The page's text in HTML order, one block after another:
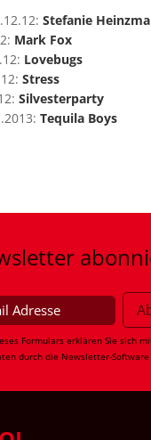
Stefanie
Mark Fox
Lovebugs
Stress
Silvesterparty
Tequila Boys
Formulars erklären Sie sich
durch die Newsletter-Software